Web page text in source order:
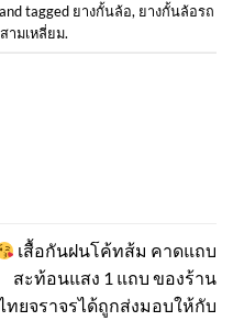
and tagged ยางกั้นล้อ, ยางกั้นล้อรถ
ามเหลี่ยม.
เสื้อกันฝนโค้ทส้ม คาดแถบ
สะท้อนแสง 1 แถบ ของร้าน
ทยจราจรได้ถูกส่งมอบให้กับ